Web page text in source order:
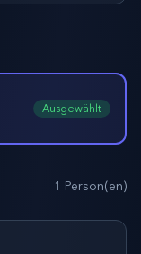
Ausgewählt
1 Person(en)